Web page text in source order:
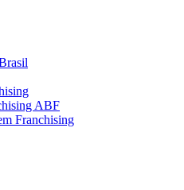
ABF
Franchising